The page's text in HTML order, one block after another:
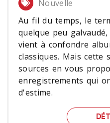
Nouvelle
Au fil du temps, le
quelque peu
vient à confondre
classiques. Mais cette
sources en vous
enregistrements qui
d'estime.